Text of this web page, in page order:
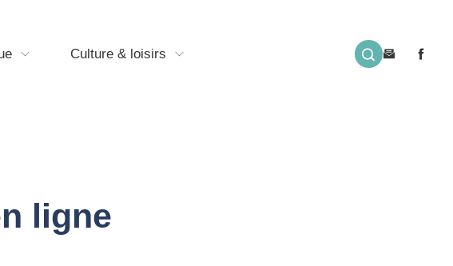
Culture & loisirs
ligne